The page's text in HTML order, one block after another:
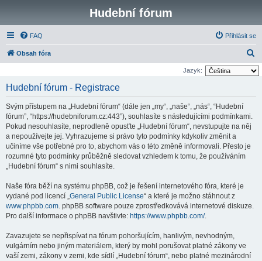
Hudební fórum
FAQ Přihlásit se
Obsah fóra
l
Jazyk:
Hudební fórum - Registrace
Svým přístupem na „Hudební fórum“ (dále jen „my“, „naše“, „nás“, “Hudební
fórum”, “https://hudebniforum.cz:443”), souhlasíte s následujícími podmínkami.
Pokud nesouhlasíte, neprodleně opusťte „Hudební fórum“, nevstupujte na něj
a nepoužívejte jej. Vyhrazujeme si právo tyto podmínky kdykoliv změnit a
učiníme vše potřebné pro to, abychom vás o této změně informovali. Přesto je
rozumné tyto podmínky průběžně sledovat vzhledem k tomu, že používáním
„Hudební fórum“ s nimi souhlasíte.
Naše fóra běží na systému phpBB, což je řešení internetového fóra, které je
vydané pod licencí „General Public License“ a které je možno stáhnout z
www.phpbb.com. phpBB software pouze zprostředkovává internetové diskuze.
Pro další informace o phpBB navštivte: https://www.phpbb.com/.
Zavazujete se nepřispívat na fórum pohoršujícím, hanlivým, nevhodným,
vulgárním nebo jiným materiálem, který by mohl porušovat platné zákony ve
vaší zemi, zákony v zemi, kde sídlí „Hudební fórum“, nebo platné mezinárodní